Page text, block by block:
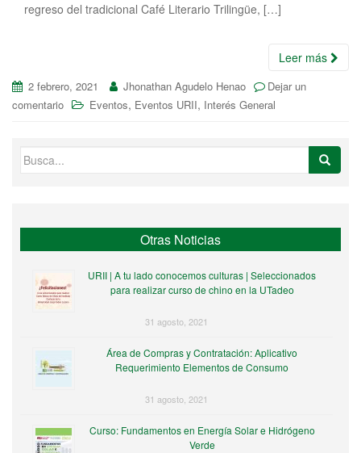
regreso del tradicional Café Literario Trilingüe, […]
Leer más
2 febrero, 2021 Jhonathan Agudelo Henao
Dejar un
comentario
Eventos, Eventos URII, Interés General
Buscar:
Otras Noticias
URII | A tu lado conocemos culturas | Seleccionados
para realizar curso de chino en la UTadeo
31 agosto, 2021
Área de Compras y Contratación: Aplicativo
Requerimiento Elementos de Consumo
31 agosto, 2021
Curso: Fundamentos en Energía Solar e Hidrógeno
Verde